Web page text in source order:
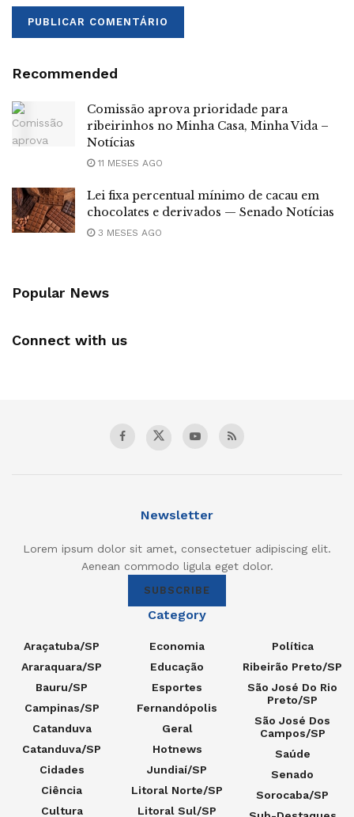
Recommended
Comissão aprova prioridade para
ribeirinhos no Minha Casa, Minha Vida –
Notícias
11 MESES AGO
Lei fixa percentual mínimo de cacau em
chocolates e derivados — Senado Notícias
3 MESES AGO
Popular News
Connect with us
Newsletter
Lorem ipsum dolor sit amet, consectetuer adipiscing elit.
Aenean commodo ligula eget dolor.
SUBSCRIBE
Category
Araçatuba/SP
Araraquara/SP
Bauru/SP
Campinas/SP
Catanduva
Catanduva/SP
Cidades
Ciência
Cultura
Economia
Educação
Esportes
Fernandópolis
Geral
Hotnews
Jundiaí/SP
Litoral Norte/SP
Litoral Sul/SP
Política
Ribeirão Preto/SP
São José Do Rio
Preto/SP
São José Dos
Campos/SP
Saúde
Senado
Sorocaba/SP